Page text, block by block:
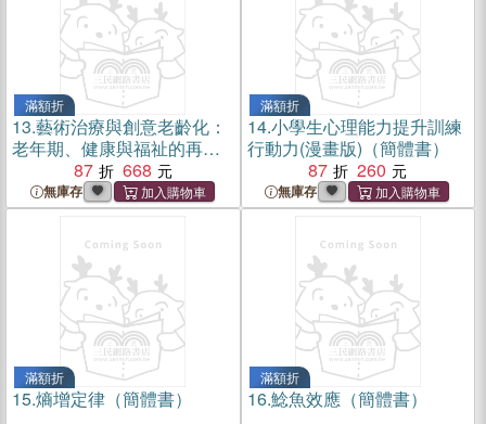
滿額折
13.藝術治療與創意老齡化：
老年期、健康與福祉的再生
長（簡體書）
87 668
無庫存
滿額折
14.小學生心理能力提升訓練
行動力(漫畫版)（簡體書）
87
260
無庫存
滿額折
15.熵增定律（簡體書）
滿額折
16.鯰魚效應（簡體書）